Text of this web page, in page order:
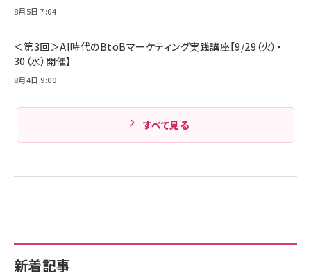
新着記事
8月5日 7:04
＜第3回＞AI時代のBtoBマーケティング実践講座【9/29（火）・
30（水）開催】
8月4日 9:00
すべて見る